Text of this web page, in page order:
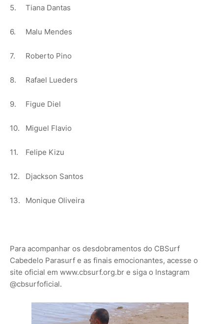
5. Tiana Dantas
6. Malu Mendes
7. Roberto Pino
8. Rafael Lueders
9. Figue Diel
10. Miguel Flavio
11. Felipe Kizu
12. Djackson Santos
13. Monique Oliveira
Para acompanhar os desdobramentos do CBSurf
Cabedelo Parasurf e as finais emocionantes, acesse o
site oficial em www.cbsurf.org.br e siga o Instagram
@cbsurfoficial.